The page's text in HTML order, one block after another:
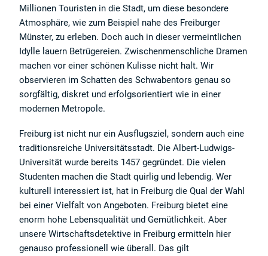
Millionen Touristen in die Stadt, um diese besondere
Atmosphäre, wie zum Beispiel nahe des Freiburger
Münster, zu erleben. Doch auch in dieser vermeintlichen
Idylle lauern Betrügereien. Zwischenmenschliche Dramen
machen vor einer schönen Kulisse nicht halt. Wir
observieren im Schatten des Schwabentors genau so
sorgfältig, diskret und erfolgsorientiert wie in einer
modernen Metropole.
Freiburg ist nicht nur ein Ausflugsziel, sondern auch eine
traditionsreiche Universitätsstadt. Die Albert-Ludwigs-
Universität wurde bereits 1457 gegründet. Die vielen
Studenten machen die Stadt quirlig und lebendig. Wer
kulturell interessiert ist, hat in Freiburg die Qual der Wahl
bei einer Vielfalt von Angeboten. Freiburg bietet eine
enorm hohe Lebensqualität und Gemütlichkeit. Aber
unsere Wirtschaftsdetektive in Freiburg ermitteln hier
genauso professionell wie überall. Das gilt